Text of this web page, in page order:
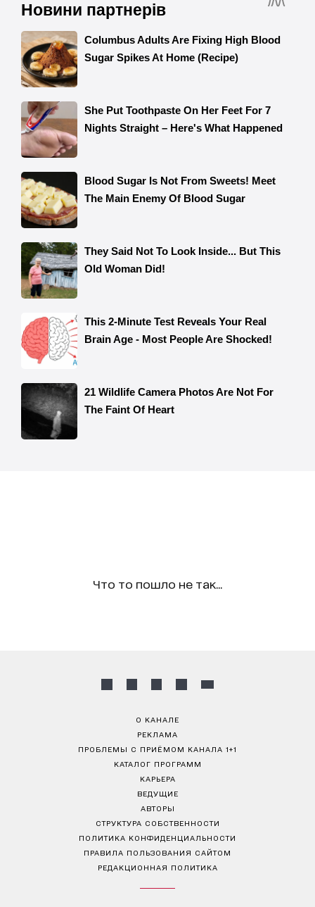
Что то пошло не так...
О КАНАЛЕ
РЕКЛАМА
ПРОБЛЕМЫ С ПРИЁМОМ КАНАЛА 1+1
КАТАЛОГ ПРОГРАММ
КАРЬЕРА
ВЕДУЩИЕ
АВТОРЫ
СТРУКТУРА СОБСТВЕННОСТИ
ПОЛИТИКА КОНФИДЕНЦИАЛЬНОСТИ
ПРАВИЛА ПОЛЬЗОВАНИЯ САЙТОМ
РЕДАКЦИОННАЯ ПОЛИТИКА